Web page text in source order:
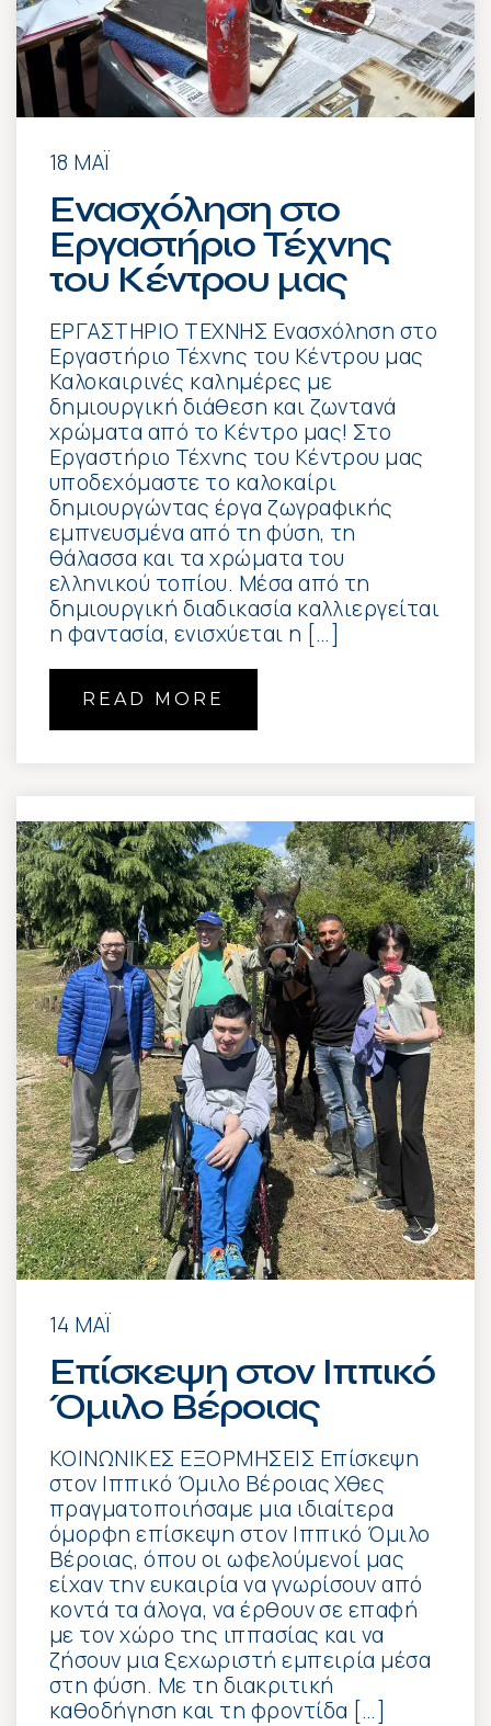
18 ΜΆΙ
Ενασχόληση στο
Εργαστήριο Τέχνης
του Κέντρου μας
ΕΡΓΑΣΤΗΡΙΟ ΤΕΧΝΗΣ Ενασχόληση στο
Εργαστήριο Τέχνης του Κέντρου μας
Καλοκαιρινές καλημέρες με
δημιουργική διάθεση και ζωντανά
χρώματα από το Κέντρο μας! Στο
Εργαστήριο Τέχνης του Κέντρου μας
υποδεχόμαστε το καλοκαίρι
δημιουργώντας έργα ζωγραφικής
εμπνευσμένα από τη φύση, τη
θάλασσα και τα χρώματα του
ελληνικού τοπίου. Μέσα από τη
δημιουργική διαδικασία καλλιεργείται
η φαντασία, ενισχύεται η […]
READ MORE
14 ΜΆΙ
Επίσκεψη στον Ιππικό
Όμιλο Βέροιας
ΚΟΙΝΩΝΙΚΕΣ ΕΞΟΡΜΗΣΕΙΣ Επίσκεψη
στον Ιππικό Όμιλο Βέροιας Χθες
πραγματοποιήσαμε μια ιδιαίτερα
όμορφη επίσκεψη στον Ιππικό Όμιλο
Βέροιας, όπου οι ωφελούμενοί μας
είχαν την ευκαιρία να γνωρίσουν από
κοντά τα άλογα, να έρθουν σε επαφή
με τον χώρο της ιππασίας και να
ζήσουν μια ξεχωριστή εμπειρία μέσα
στη φύση. Με τη διακριτική
καθοδήγηση και τη φροντίδα […]